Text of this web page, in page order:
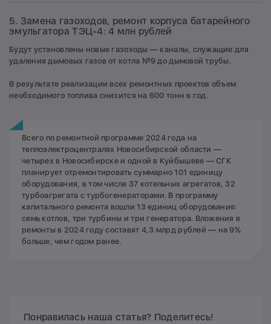
5. Замена газоходов, ремонт корпуса батарейного
эмульгатора ТЭЦ-4: 4 млн рублей
Будут установлены новые газоходы — каналы, служащие для
удаления дымовых газов от котла №9 до дымовой трубы.
В результате реализации всех ремонтных проектов объем
необходимого топлива снизится на 600 тонн в год.
Всего по ремонтной программе 2024 года на
теплоэлектроцентралях Новосибирской области —
четырех в Новосибирске и одной в Куйбышеве — СГК
планирует отремонтировать суммарно 101 единицу
оборудования, в том числе 37 котельных агрегатов, 32
турбоагрегата с турбогенераторами. В программу
капитального ремонта вошли 13 единиц оборудования:
семь котлов, три турбины и три генератора. Вложения в
ремонты в 2024 году составят 4,3 млрд рублей — на 9%
больше, чем годом ранее.
Понравилась наша статья? Поделитесь!